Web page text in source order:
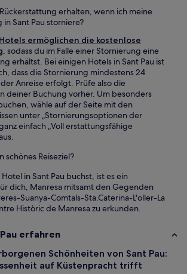
erhalten, wenn ich meine
Sant Pau storniere?
Hotels ermöglichen die kostenlose
, sodass du im Falle einer Stornierung eine
erhältst. Bei einigen Hotels in Sant Pau ist
dass die Stornierung mindestens 24
Anreise erfolgt. Prüfe also die
deiner Buchung vorher. Um besonders
wähle auf der Seite mit den
unter „Stornierungsoptionen der
einfach „Voll erstattungsfähige
schönes Reiseziel?
in Sant Pau buchst, ist es ein
dich, Manresa mitsamt den Gegenden
Suanya-Comtals-Sta.Caterina-L'oller-La
Històric de Manresa zu erkunden.
erfahren
Schönheiten von Sant Pau:
auf Küstenpracht trifft